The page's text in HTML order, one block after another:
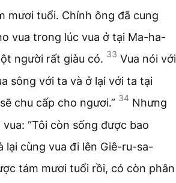
mươi tuổi. Chính ông đã cung
vua trong lúc vua ở tại Ma-ha-
người rất giàu có. 33 Vua nói với
sông với ta và ở lại với ta tại
chu cấp cho ngươi.” 34 Nhưng
“Tôi còn sống được bao
lại cùng vua đi lên Giê-ru-sa-
tám mươi tuổi rồi, có còn phân